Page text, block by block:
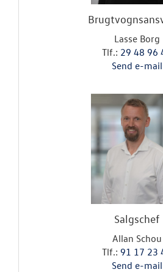
Lasse Borg
Tlf.: 29 48 96
Send e-mail
Salgschef
Allan Schou
Tlf.: 91 17 23
Send e-mail